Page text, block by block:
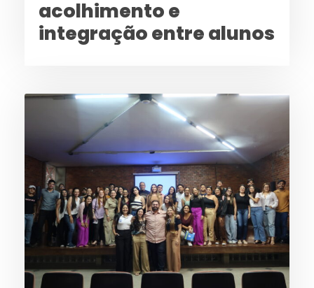
acolhimento e
integração entre alunos